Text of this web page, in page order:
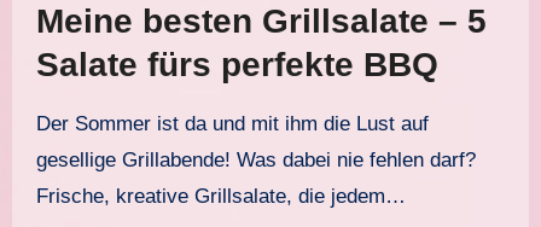
Meine besten Grillsalate – 5
Salate fürs perfekte BBQ
Der Sommer ist da und mit ihm die Lust auf
gesellige Grillabende! Was dabei nie fehlen darf?
Frische, kreative Grillsalate, die jedem…